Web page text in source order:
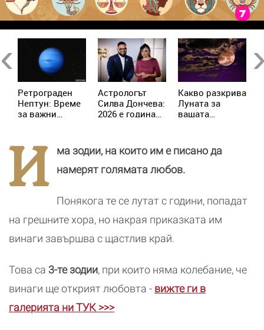
Ретрограден
Нептун: Време
за важни
Астрологът
Силва Дончева:
2026 е година
отключват
новата
реалност
Kакво разкрива
Луната за
вашата
И
ма зодии, на които им е писано да
намерят голямата любов.
Понякога те се лутат с години, попадат
на грешните хора, но накрая приказката им
винаги завършва с щастлив край.
Това са 3-те зодии, при които няма колебание, че
винаги ще открият любовта - вижте ги в
галерията ни ТУК >>>